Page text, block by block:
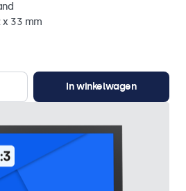
x 33 mm
In winkelwagen